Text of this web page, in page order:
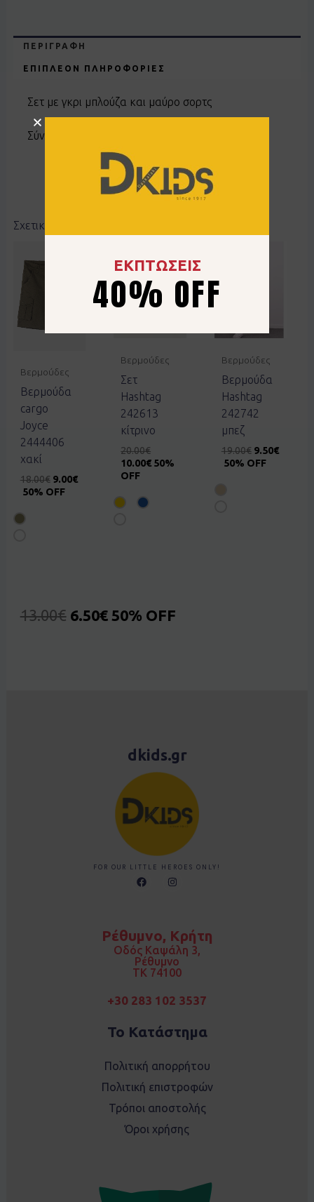
ΠΕΡΙΓΡΑΦΉ
ΕΠΙΠΛΈΟΝ ΠΛΗΡΟΦΟΡΊΕΣ
Σετ με γκρι μπλούζα και μαύρο σορτς
Σύνθεση 100% βαμβάκι
Σχετικά προϊόντα
Βερμούδες
Βερμούδα
cargo
Joyce
2444406
χακί
18.00€ 9.00€
50% OFF
Βερμούδες
Σετ
Hashtag
242613
κίτρινο
20.00€
10.00€ 50%
OFF
Βερμούδες
Βερμούδα
Hashtag
242742
μπεζ
19.00€ 9.50€
50% OFF
13.00€ 6.50€ 50% OFF
dkids.gr
FOR OUR LITTLE HEROES ONLY!
F
a
o
k
I
n
r
a
m
Ρέθυμνο, Κρήτη
Οδός Καψάλη 3,
Ρέθυμνο
TK 74100
+30 283 102 3537
Το Κατάστημα
Πολιτική απορρήτου
Πολιτική επιστροφών
Τρόποι αποστολής
Όροι χρήσης
ΕΚΠΤΩΣΕΙΣ
40% OFF